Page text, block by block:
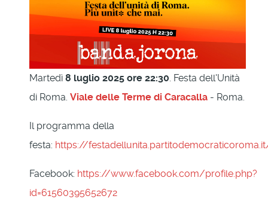
Martedì 8 luglio 2025 ore 22:30 . Festa dell'Unità
di Roma. Viale delle Terme di Caracalla - Roma.
Il programma della
festa: https://
Facebook: https://www.facebook.com/profile.php?
id=61560395652672